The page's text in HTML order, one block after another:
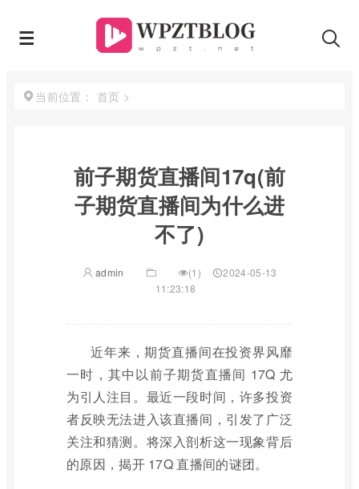
当前位置： 首页 >
前子期货直播间17q(前
子期货直播间为什么进
不了)
admin (1)
2024-05-13
11:23:18
近年来，期货直播间在投资界风靡
一时，其中以前子期货直播间 17Q 尤
为引人注目。最近一段时间，许多投资
者反映无法进入该直播间，引发了广泛
关注和猜测。将深入剖析这一现象背后
的原因，揭开 17Q 直播间的谜团。